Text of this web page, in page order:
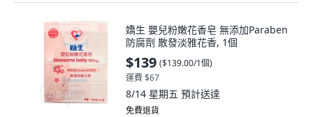
嬌生 嬰兒粉嫩花香皂 無添加Paraben
防腐劑 散發淡雅花香, 1個
$139 ($139.00/1個)
運費 $67
8/14 星期五 預計送達
免費退貨